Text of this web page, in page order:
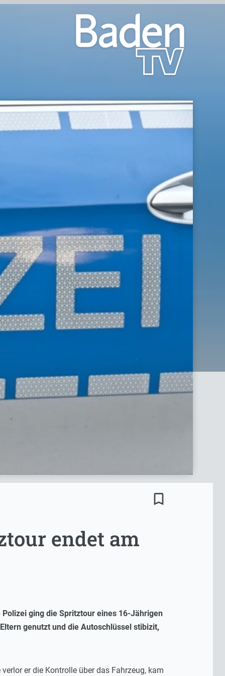
bookmark_border
endet am
ging die Spritztour eines 16-Jährigen
genutzt und die Autoschlüssel stibizit,
er die Kontrolle über das Fahrzeug, kam